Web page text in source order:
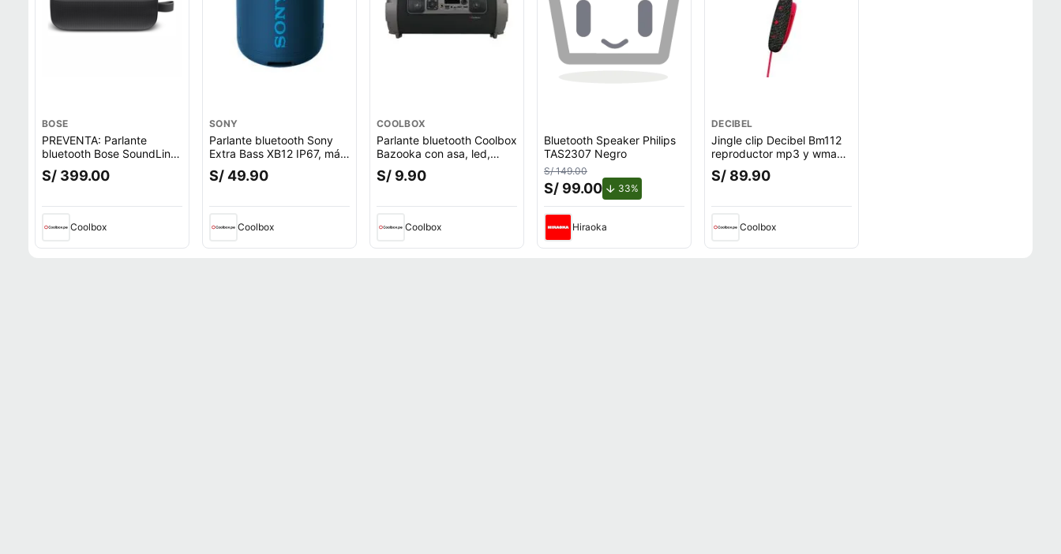
BOSE
PREVENTA: Parlante
bluetooth Bose SoundLink
Flex 1ra Gen, Bluetooth
5.3, hasta 12h, IP67,
resistente al agua, negro
(reempacado)
S/ 399.00
Coolbox
SONY
Parlante bluetooth Sony
Extra Bass XB12 IP67, máx.
16 horas, azul
S/ 49.90
Coolbox
COOLBOX
Parlante bluetooth Coolbox
Bazooka con asa, led,
máx. 2 horas
S/ 9.90
Coolbox
Bluetooth Speaker Philips
TAS2307 Negro
S/ 149.00
S/ 99.00 33%
Hiraoka
DECIBEL
Jingle clip Decibel Bm112
reproductor mp3 y wma
8gb rojo
S/ 89.90
Coolbox